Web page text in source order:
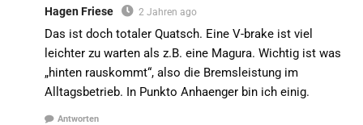
Hagen Friese 2 Jahren ago
Das ist doch totaler Quatsch. Eine V-brake ist viel
leichter zu warten als z.B. eine Magura. Wichtig ist was
„hinten rauskommt“, also die Bremsleistung im
Alltagsbetrieb. In Punkto Anhaenger bin ich einig.
Antworten